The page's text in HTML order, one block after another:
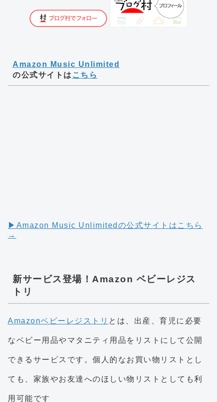
Amazon Music Unlimited
の公式サイトは こちら
▶︎Amazon Music Unlimitedの公式サイトはこちら
→
新サービス登場！Amazon ベビーレジス
トリ
Amazonベビーレジストリ とは、出産、育児に必要
なベビー用品やマタニティ用品をリストにして公開
できるサービスです。個人的なお買い物リストとし
ても、家族やお友達へのほしい物リストとしても利
用可能です